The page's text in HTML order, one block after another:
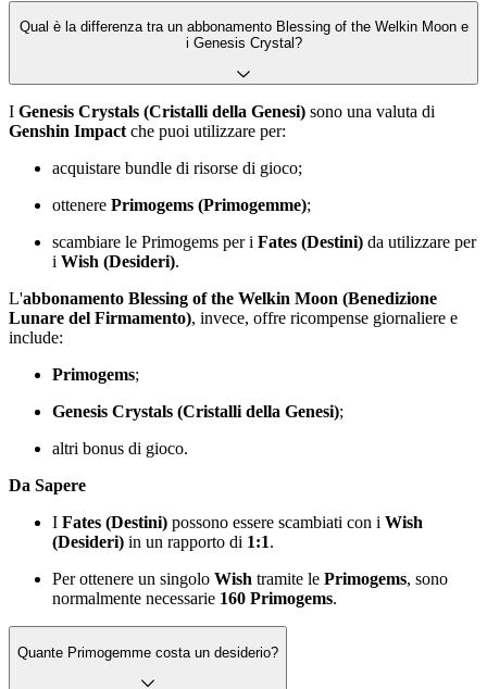
Qual è la differenza tra un abbonamento Blessing of the Welkin Moon e
i Genesis Crystal?
I Genesis Crystals (Cristalli della Genesi) sono una valuta di
Genshin Impact che puoi utilizzare per:
acquistare bundle di risorse di gioco;
ottenere Primogems (Primogemme);
scambiare le Primogems per i Fates (Destini) da utilizzare per
i Wish (Desideri).
L'abbonamento Blessing of the Welkin Moon (Benedizione
Lunare del Firmamento), invece, offre ricompense giornaliere e
include:
Primogems;
Genesis Crystals (Cristalli della Genesi);
altri bonus di gioco.
Da Sapere
I Fates (Destini) possono essere scambiati con i Wish
(Desideri) in un rapporto di 1:1.
Per ottenere un singolo Wish tramite le Primogems, sono
normalmente necessarie 160 Primogems.
Quante Primogemme costa un desiderio?